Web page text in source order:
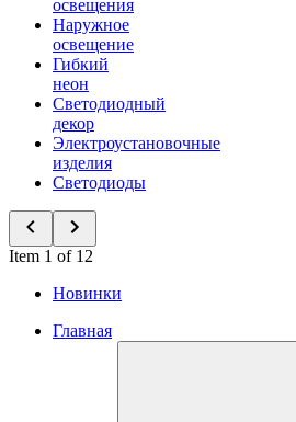
освещения
Наружное
освещение
Гибкий
неон
Светодиодный
декор
Электроустановочные
изделия
Светодиоды
Item 1 of 12
Новинки
Главная